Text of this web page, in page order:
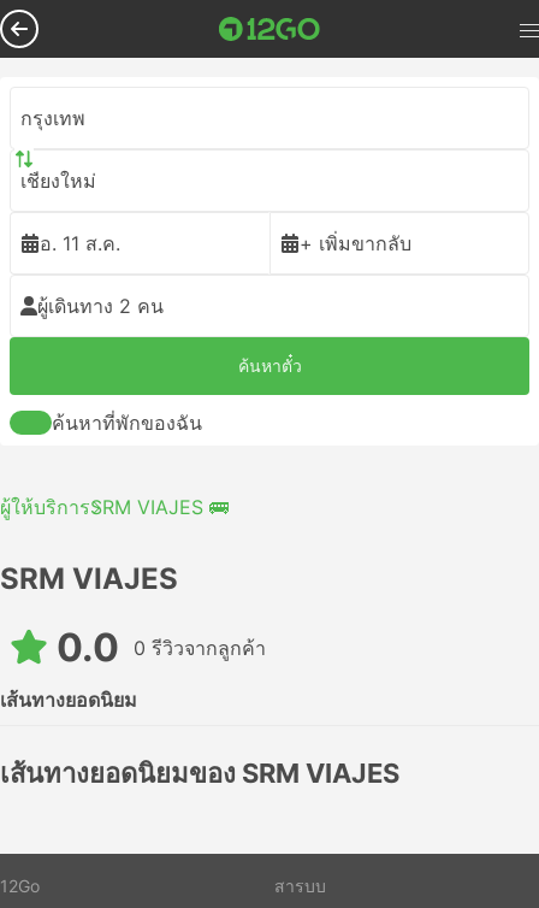
กรุงเทพ
เชียงใหม่
อ. 11 ส.ค. + เพิ่มขากลับ
ผู้เดินทาง 2 คน
ค้นหาตั๋ว
ค้นหาที่พักของฉัน
ผู้ให้บริการSRM VIAJES 🚌
SRM VIAJES
0.0 0 รีวิวจากลูกค้า
เส้นทางยอดนิยม
เส้นทางยอดนิยมของ SRM VIAJES
12Go
สารบบ